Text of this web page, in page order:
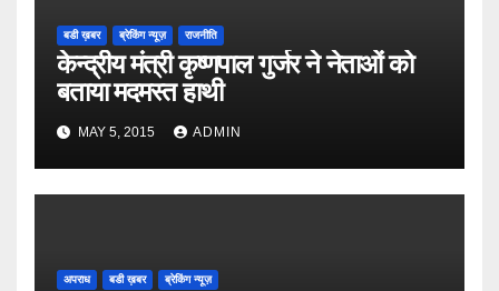
बडी ख़बर ब्रेकिंग न्यूज़ राजनीति
केन्द्रीय मंत्री कृष्णपाल गुर्जर ने नेताओं को
बताया मदमस्त हाथी
MAY 5, 2015 ADMIN
अपराध बडी ख़बर ब्रेकिंग न्यूज़